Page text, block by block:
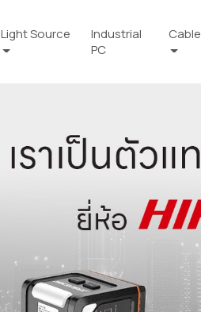
Light Source
Industrial
PC
Cable